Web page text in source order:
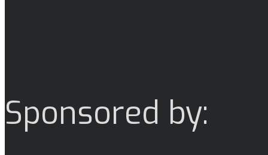
Sponsored by: